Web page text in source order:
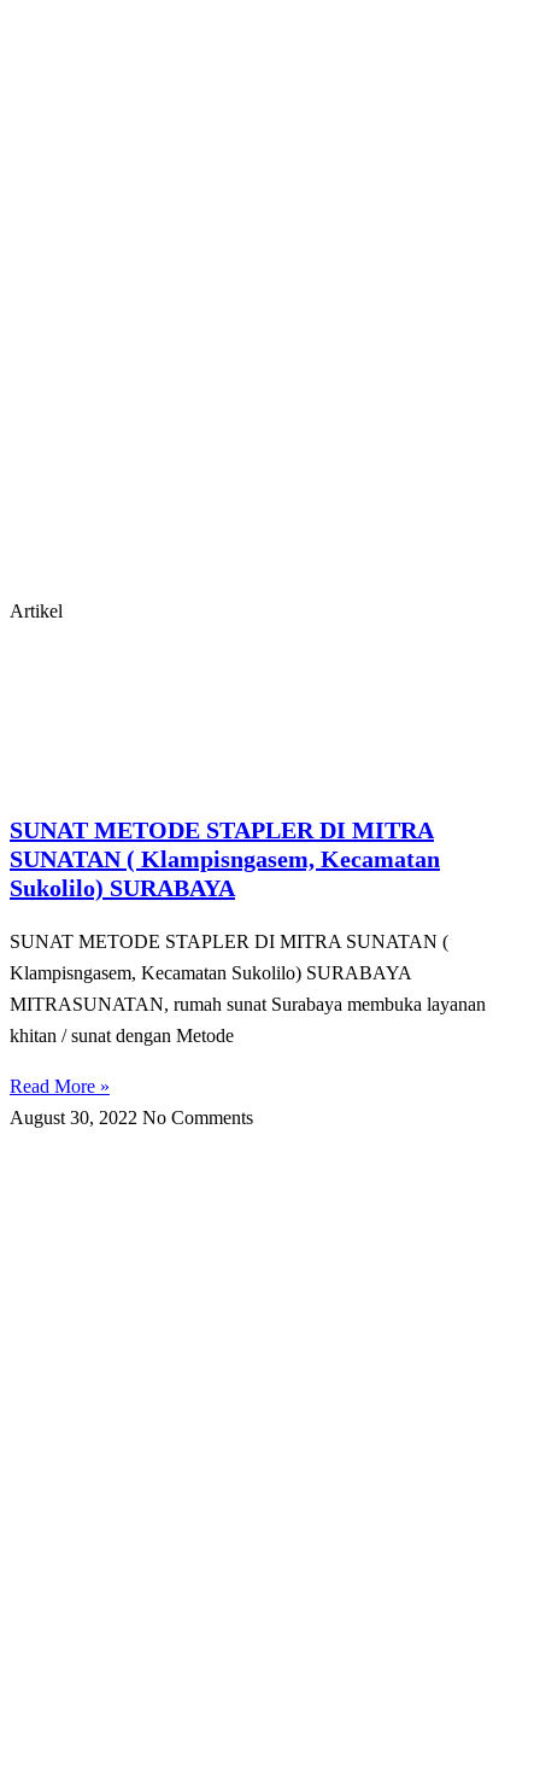
Artikel
SUNAT METODE STAPLER DI MITRA
SUNATAN ( Klampisngasem, Kecamatan
Sukolilo) SURABAYA
SUNAT METODE STAPLER DI MITRA SUNATAN (
Klampisngasem, Kecamatan Sukolilo) SURABAYA
MITRASUNATAN, rumah sunat Surabaya membuka layanan
khitan / sunat dengan Metode
Read More »
August 30, 2022 No Comments